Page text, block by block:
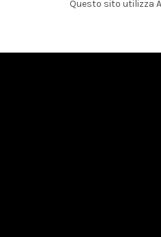
Questo sito utilizza